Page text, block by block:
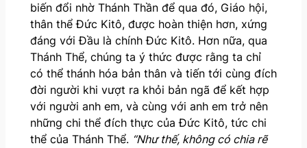
biến đổi nhờ Thánh Thần để qua đó, Giáo hội,
thân thể Đức Kitô, được hoàn thiện hơn, xứng
đáng với Đầu là chính Đức Kitô. Hơn nữa, qua
Thánh Thể, chúng ta ý thức được rằng ta chỉ
có thể thánh hóa bản thân và tiến tới cùng đích
đời người khi vượt ra khỏi bản ngã để kết hợp
với người anh em, và cùng với anh em trở nên
những chi thể đích thực của Đức Kitô, tức chi
thể của Thánh Thể. “Như thế, không có chia rẽ